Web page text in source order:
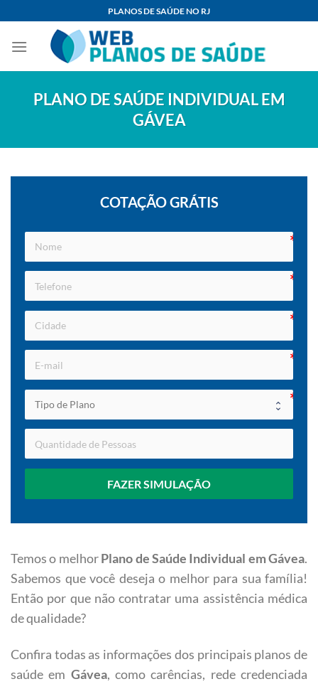
content
PLANOS DE SAÚDE NO RJ
PLANO DE SAÚDE INDIVIDUAL EM
GÁVEA
COTAÇÃO GRÁTIS
FAZER SIMULAÇÃO
Temos o melhorPlano de Saúde Individual em Gávea.
Sabemos que você deseja o melhor para sua família!
Então por que não contratar uma assistência médica
de qualidade?
Confira todas as informações dos principais planos de
saúde em Gávea, como carências, rede credenciada